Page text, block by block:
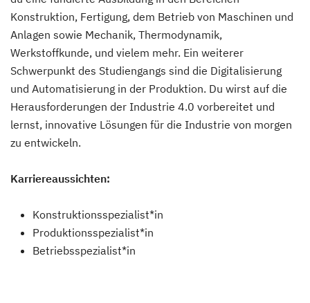
Konstruktion, Fertigung, dem Betrieb von Maschinen und
Anlagen sowie Mechanik, Thermodynamik,
Werkstoffkunde, und vielem mehr. Ein weiterer
Schwerpunkt des Studiengangs sind die Digitalisierung
und Automatisierung in der Produktion. Du wirst auf die
Herausforderungen der Industrie 4.0 vorbereitet und
lernst, innovative Lösungen für die Industrie von morgen
zu entwickeln.
Karriereaussichten:
Konstruktionsspezialist*in
Produktionsspezialist*in
Betriebsspezialist*in